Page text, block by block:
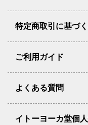
特定商取引に基づ
ご利用ガイド
よくある質問
イトーヨーカ堂個